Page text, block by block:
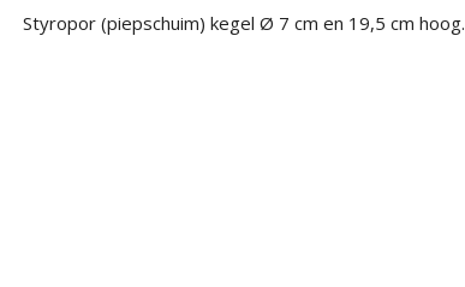
Styropor (piepschuim) kegel Ø 7 cm en 19,5 cm hoog.